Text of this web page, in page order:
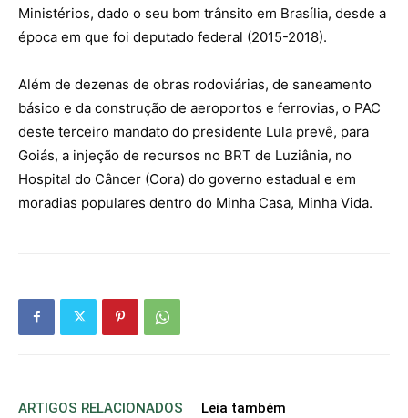
Ministérios, dado o seu bom trânsito em Brasília, desde a
época em que foi deputado federal (2015-2018).
Além de dezenas de obras rodoviárias, de saneamento
básico e da construção de aeroportos e ferrovias, o PAC
deste terceiro mandato do presidente Lula prevê, para
Goiás, a injeção de recursos no BRT de Luziânia, no
Hospital do Câncer (Cora) do governo estadual e em
moradias populares dentro do Minha Casa, Minha Vida.
ARTIGOS RELACIONADOS Leia também